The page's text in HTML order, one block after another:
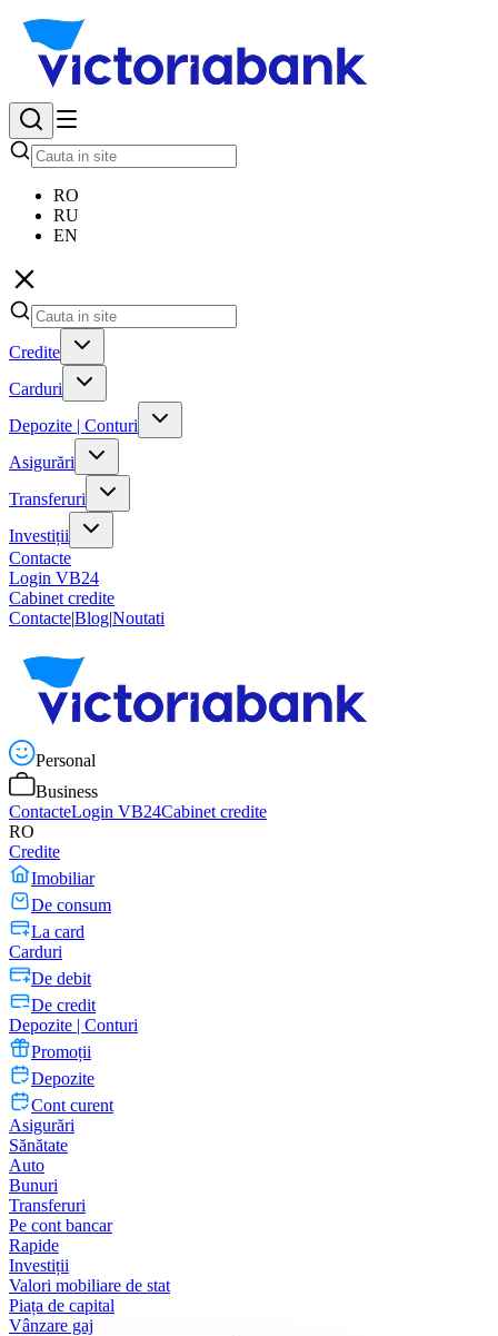
RO
RU
EN
Credite
Carduri
Depozite | Conturi
Asigurări
Transferuri
Investiții
Contacte
Login VB24
Cabinet credite
Contacte|Blog|Noutati
Personal
Business
ContacteLogin VB24Cabinet credite
RO
Credite
Imobiliar
De consum
La card
Carduri
De debit
De credit
Depozite | Conturi
Promoții
Depozite
Cont curent
Asigurări
Sănătate
Auto
Bunuri
Transferuri
Pe cont bancar
Rapide
Investiții
Valori mobiliare de stat
Piața de capital
Vânzare gaj